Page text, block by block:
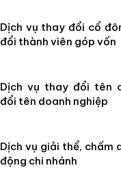
Dịch vụ thay đổi cổ
đổi thành viên góp vốn
Dịch vụ thay đổi tên
đổi tên doanh nghiệp
Dịch vụ giải thể, chấm
động chi nhánh